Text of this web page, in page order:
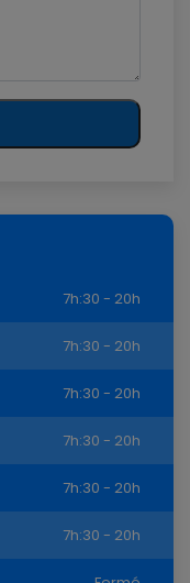
7h:30 - 20h
7h:30 - 20h
7h:30 - 20h
7h:30 - 20h
7h:30 - 20h
7h:30 - 20h